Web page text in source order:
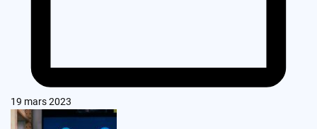
19 mars 2023